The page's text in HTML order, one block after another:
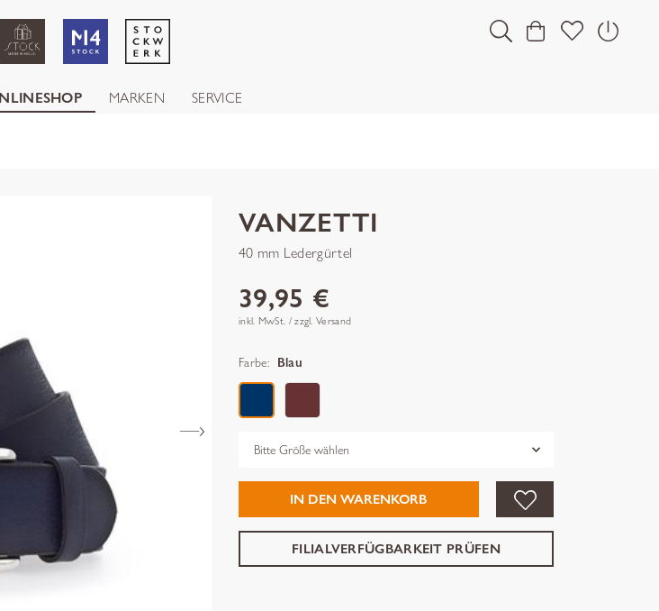
MARKEN SERVICE
VANZETTI
40 mm Ledergürtel
39,95 €
inkl. MwSt. / zzgl. Versand
Farbe: Blau
Grösse
IN DEN WARENKORB
FILIALVERFÜGBARKEIT PRÜFEN